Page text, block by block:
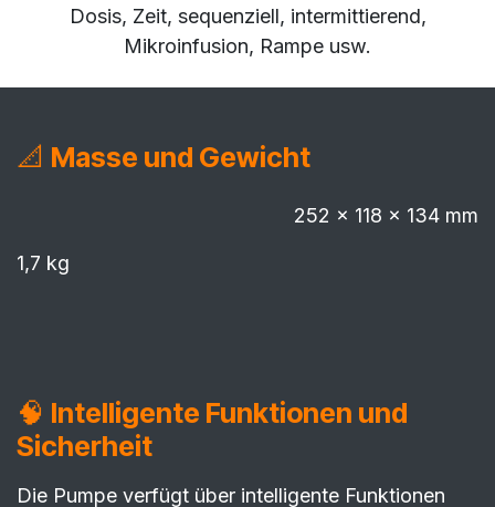
Dosis, Zeit, sequenziell, intermittierend,
Mikroinfusion, Rampe usw.
📐 Masse und Gewicht
252 × 118 × 134 mm
1,7 kg
🧠 Intelligente Funktionen und
Sicherheit
Die Pumpe verfügt über intelligente Funktionen